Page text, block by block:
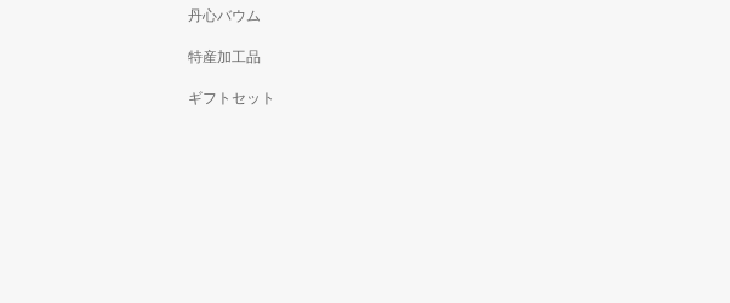
丹心バウム
特産加工品
ギフトセット